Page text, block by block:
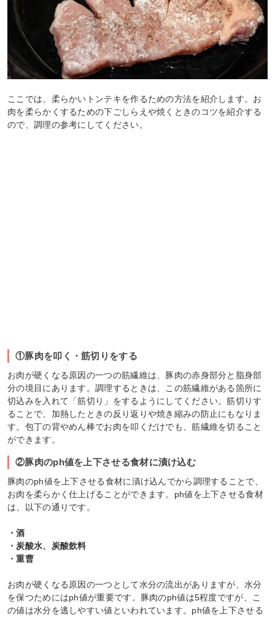
ここでは、柔らかいトンテキを作るための方法を紹介します。お
肉を柔らかくするための下ごしらえや焼くときのコツを紹介する
ので、調理の参考にしてください。
①豚肉を叩く・筋切りをする
お肉が硬くなる原因の一つの筋繊維は、豚肉の赤身部分と脂身部
分の境目にあります。調理するときは、この筋繊維がある箇所に
切込みを入れて「筋切り」をするようにしてください。筋切りす
ることで、加熱したときの反り返りや焼き縮みの防止にもなりま
す。包丁の背やめん棒でお肉を叩くだけでも、筋繊維を切ること
ができます。
②豚肉のph値を上下させる食材に漬け込む
豚肉のph値を上下させる食材に漬け込んでから調理することで、
お肉を柔らかく仕上げることができます。ph値を上下させる食材
は、以下の通りです。
・酒
・炭酸水、炭酸飲料
・重曹
お肉が硬くなる原因の一つとして水分の流出がありますが、水分
を保つためにはph値が重要です。豚肉のph値は5程度ですが、こ
の値は水分を逃しやすい値といわれています。ph値を上下させる